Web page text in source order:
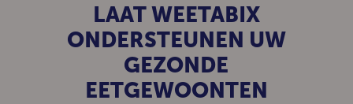
LAAT WEETABIX
ONDERSTEUNEN UW
GEZONDE
EETGEWOONTEN